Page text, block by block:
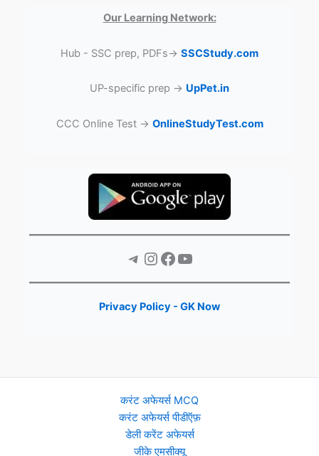
Our Learning Network:
Hub - SSC prep, PDFs→ SSCStudy.com
UP-specific prep → UpPet.in
CCC Online Test → OnlineStudyTest.com
Telegram Instagram Facebook YouTube
Privacy Policy - GK Now
करंट अफेयर्स MCQ
करंट अफेयर्स पीडीऍफ़
डेली करेंट अफेयर्स
जीके एमसीक्यू